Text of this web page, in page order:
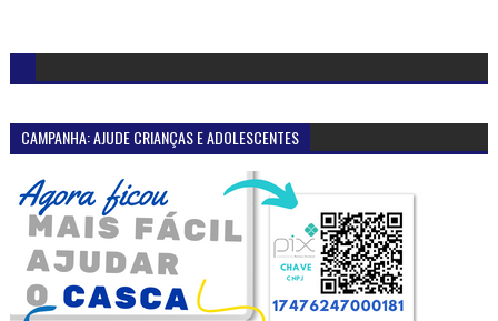
CAMPANHA: AJUDE CRIANÇAS E ADOLESCENTES